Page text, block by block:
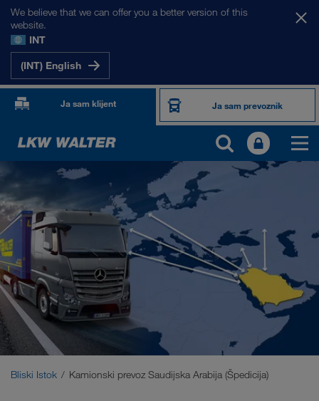
We believe that we can offer you a better version of this
website.
INT
(INT) English
Ja sam klijent Ja sam prevoznik
NAŠA TRŽIŠTA
Evropa
Centralna Azija
Rusija
Bliski Istok
Bliski Istok Kamionski prevoz Saudijska Arabija (Špedicija)